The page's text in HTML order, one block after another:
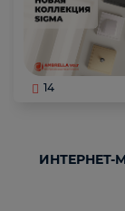
14
ИНТЕРНЕТ-